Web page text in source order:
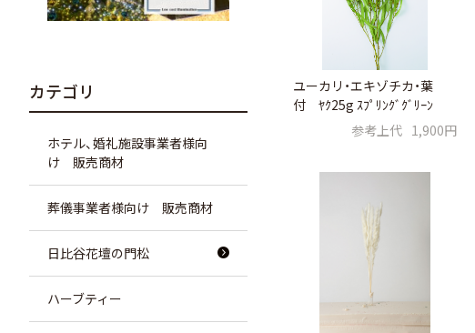
ユーカリ・エキゾチカ・葉
付 ﾔｸ25g ｽﾌﾟﾘﾝｸﾞｸﾞﾘｰﾝ
参考上代 1,900円
カテゴリ
ホテル、婚礼施設事業者様向
け 販売商材
葬儀事業者様向け 販売商材
日比谷花壇の門松
ハーブティー